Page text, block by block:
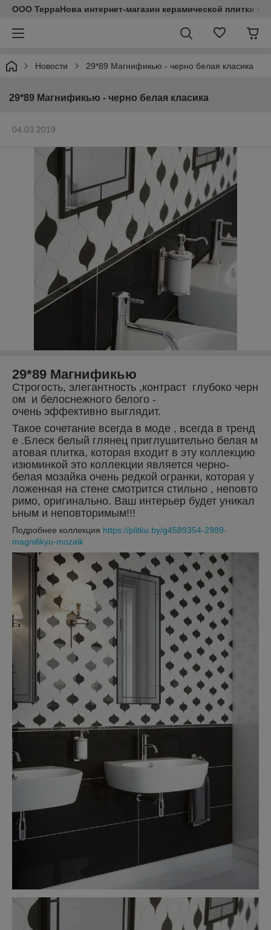
ООО ТерраНова интернет-магазин керамической плитки и
Новости 29*89 Магнификью - черно белая класика
29*89 Магнификью - черно белая класика
04.03.2019
29*89 Магнификью
Строгость, элегантность ,контраст глубоко черн
ом и белоснежного белого -
очень эффективно выглядит.
Такое сочетание всегда в моде , всегда в тренд
е .Блеск белый глянец приглушительно белая м
атовая плитка, которая входит в эту коллекцию
изюминкой это коллекции является черно-
белая мозайка очень редкой огранки, которая у
ложенная на стене смотрится стильно , неповто
римо, оригинально. Ваш интерьер будет уникал
ьным и неповторимым!!!
Подробнее коллекция https://plitku.by/g4589354-2989-
magnifikyu-mozaik